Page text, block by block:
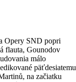
Opery SND popri
flauta, Gounodov
málo
päťdesiatemu
na začiatku